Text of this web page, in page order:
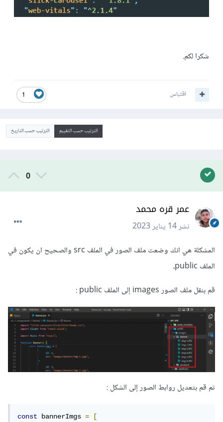
شكرا لكم.
1 اقتباس
الترتيب حسب التقييم الترتيب حسب التاريخ
0
عمر قره محمد
نشر14 يناير 2023
المشكلة هي انك وضعت ملف الصور في الملف src والصحيح ان يكون في
الملف public،
قم بنقل ملف الصور images إلى الملف public
ثم قم بتعديل روابط الصور إلى الشكل
const bannerImgs =
[